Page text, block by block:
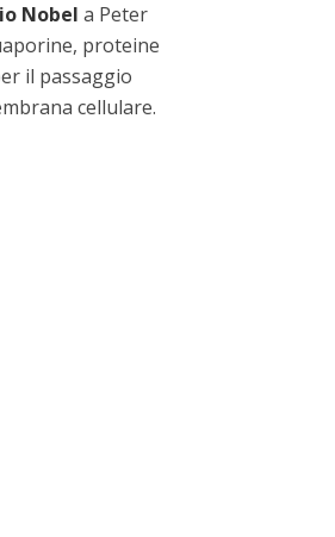
Nobel a Peter
proteine
il passaggio
cellulare.